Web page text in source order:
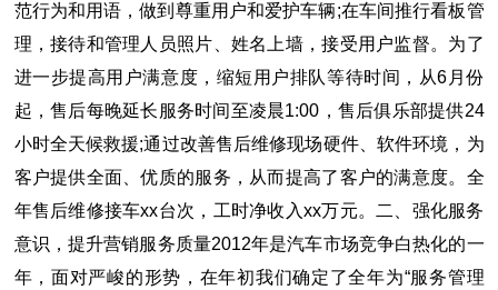
范行为和用语，做到尊重用户和爱护车辆;在车间推行看板管
理，接待和管理人员照片、姓名上墙，接受用户监督。为了
进一步提高用户满意度，缩短用户排队等待时间，从6月份
起，售后每晚延长服务时间至凌晨1:00，售后俱乐部提供24
小时全天候救援;通过改善售后维修现场硬件、软件环境，为
客户提供全面、优质的服务，从而提高了客户的满意度。全
年售后维修接车xx台次，工时净收入xx万元。二、强化服务
意识，提升营销服务质量2012年是汽车市场竞争白热化的一
年，面对严峻的形势，在年初我们确定了全年为“服务管理